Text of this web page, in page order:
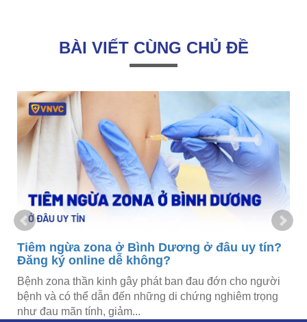
BÀI VIẾT CÙNG CHỦ ĐỀ
Tiêm ngừa zona ở Bình Dương ở đâu uy tín?
Đăng ký online dễ không?
Bệnh zona thần kinh gây phát ban đau đớn cho người
bệnh và có thể dẫn đến những di chứng nghiêm trọng
như đau mãn tính, giảm...